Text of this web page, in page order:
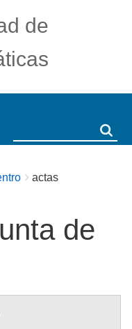
de
actas
de